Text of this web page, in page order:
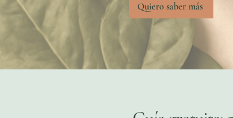
Quiero saber más